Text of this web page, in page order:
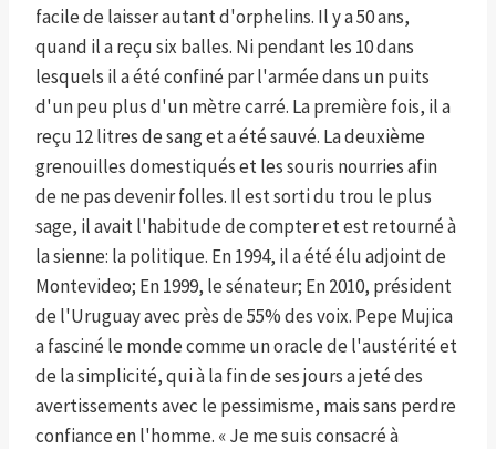
facile de laisser autant d'orphelins. Il y a 50 ans,
quand il a reçu six balles. Ni pendant les 10 dans
lesquels il a été confiné par l'armée dans un puits
d'un peu plus d'un mètre carré. La première fois, il a
reçu 12 litres de sang et a été sauvé. La deuxième
grenouilles domestiqués et les souris nourries afin
de ne pas devenir folles. Il est sorti du trou le plus
sage, il avait l'habitude de compter et est retourné à
la sienne: la politique. En 1994, il a été élu adjoint de
Montevideo; En 1999, le sénateur; En 2010, président
de l'Uruguay avec près de 55% des voix. Pepe Mujica
a fasciné le monde comme un oracle de l'austérité et
de la simplicité, qui à la fin de ses jours a jeté des
avertissements avec le pessimisme, mais sans perdre
confiance en l'homme. « Je me suis consacré à